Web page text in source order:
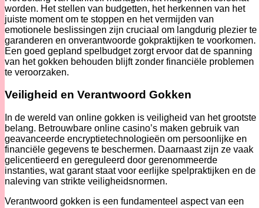
worden. Het stellen van budgetten, het herkennen van het
juiste moment om te stoppen en het vermijden van
emotionele beslissingen zijn cruciaal om langdurig plezier te
garanderen en onverantwoorde gokpraktijken te voorkomen.
Een goed gepland spelbudget zorgt ervoor dat de spanning
van het gokken behouden blijft zonder financiële problemen
te veroorzaken.
Veiligheid en Verantwoord Gokken
In de wereld van online gokken is veiligheid van het grootste
belang. Betrouwbare online casino’s maken gebruik van
geavanceerde encryptietechnologieën om persoonlijke en
financiële gegevens te beschermen. Daarnaast zijn ze vaak
gelicentieerd en gereguleerd door gerenommeerde
instanties, wat garant staat voor eerlijke spelpraktijken en de
naleving van strikte veiligheidsnormen.
Verantwoord gokken is een fundamenteel aspect van een